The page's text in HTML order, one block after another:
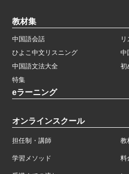
教材集
中国語会話
ひよこ中文リスニング
中
中国語文法大全
初
特集
eラーニング
オンラインスクール
担任制・講師 教
学習メソッド 料